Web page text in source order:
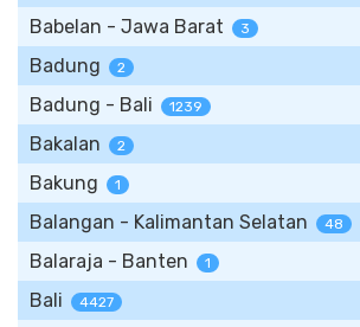
Babelan - Jawa Barat 3
Badung 2
Badung - Bali 1239
Bakalan 2
Bakung 1
Balangan - Kalimantan Selatan 48
Balaraja - Banten 1
Bali 4427